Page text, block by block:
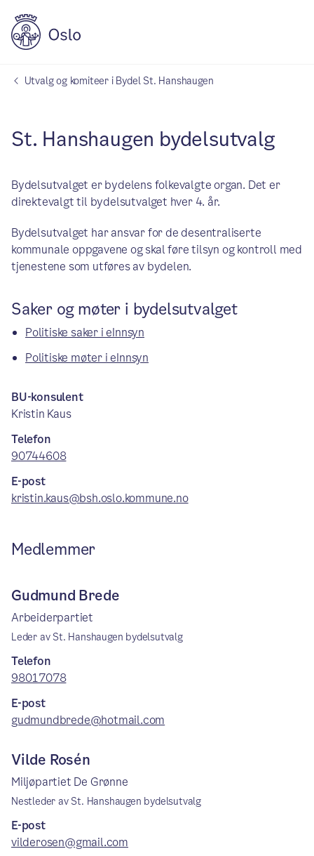
Utvalg og komiteer i Bydel St. Hanshaugen
St. Hanshaugen bydelsutvalg
Bydelsutvalget er bydelens folkevalgte organ. Det er
direktevalgt til bydelsutvalget hver 4. år.
Bydelsutvalget har ansvar for de desentraliserte
kommunale oppgavene og skal føre tilsyn og kontroll med
tjenestene som utføres av bydelen.
Saker og møter i bydelsutvalget
Politiske saker i eInnsyn
Politiske møter i eInnsyn
BU-konsulent
Kristin Kaus
Telefon
90744608
E-post
kristin.kaus@bsh.oslo.kommune.no
Medlemmer
Gudmund Brede
Arbeiderpartiet
Leder av St. Hanshaugen bydelsutvalg
Telefon
98017078
E-post
gudmundbrede@hotmail.com
Vilde Rosén
Miljøpartiet De Grønne
Nestleder av St. Hanshaugen bydelsutvalg
E-post
vilderosen@gmail.com